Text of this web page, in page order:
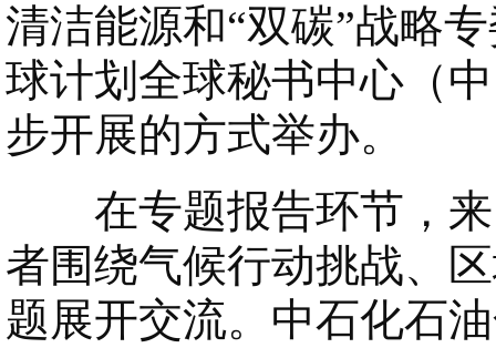
清洁能源和“双碳”战略
球计划全球秘书中心（
步开展的方式举办。
在专题报告环节，来
者围绕气候行动挑战、
题展开交流。中石化石